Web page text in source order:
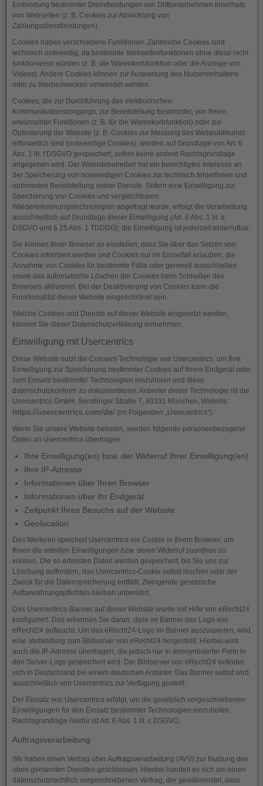
Einbindung bestimmter Dienstleistungen von Drittunternehmen innerhalb
von Webseiten (z. B. Cookies zur Abwicklung von
Zahlungsdienstleistungen).
Cookies haben verschiedene Funktionen. Zahlreiche Cookies sind
technisch notwendig, da bestimmte Webseitenfunktionen ohne diese nicht
funktionieren würden (z. B. die Warenkorbfunktion oder die Anzeige von
Videos). Andere Cookies können zur Auswertung des Nutzerverhaltens
oder zu Werbezwecken verwendet werden.
Cookies, die zur Durchführung des elektronischen
Kommunikationsvorgangs, zur Bereitstellung bestimmter, von Ihnen
erwünschter Funktionen (z. B. für die Warenkorbfunktion) oder zur
Optimierung der Website (z. B. Cookies zur Messung des Webpublikums)
erforderlich sind (notwendige Cookies), werden auf Grundlage von Art. 6
Abs. 1 lit. f DSGVO gespeichert, sofern keine andere Rechtsgrundlage
angegeben wird. Der Websitebetreiber hat ein berechtigtes Interesse an
der Speicherung von notwendigen Cookies zur technisch fehlerfreien und
optimierten Bereitstellung seiner Dienste. Sofern eine Einwilligung zur
Speicherung von Cookies und vergleichbaren
Wiedererkennungstechnologien abgefragt wurde, erfolgt die Verarbeitung
ausschließlich auf Grundlage dieser Einwilligung (Art. 6 Abs. 1 lit. a
DSGVO und § 25 Abs. 1 TDDDG); die Einwilligung ist jederzeit widerrufbar.
Sie können Ihren Browser so einstellen, dass Sie über das Setzen von
Cookies informiert werden und Cookies nur im Einzelfall erlauben, die
Annahme von Cookies für bestimmte Fälle oder generell ausschließen
sowie das automatische Löschen der Cookies beim Schließen des
Browsers aktivieren. Bei der Deaktivierung von Cookies kann die
Funktionalität dieser Website eingeschränkt sein.
Welche Cookies und Dienste auf dieser Website eingesetzt werden,
können Sie dieser Datenschutzerklärung entnehmen.
Einwilligung mit Usercentrics
Diese Website nutzt die Consent-Technologie von Usercentrics, um Ihre
Einwilligung zur Speicherung bestimmter Cookies auf Ihrem Endgerät oder
zum Einsatz bestimmter Technologien einzuholen und diese
datenschutzkonform zu dokumentieren. Anbieter dieser Technologie ist die
Usercentrics GmbH, Sendlinger Straße 7, 80331 München, Website:
https://usercentrics.com/de/ (im Folgenden „Usercentrics“).
Wenn Sie unsere Website betreten, werden folgende personenbezogene
Daten an Usercentrics übertragen:
Ihre Einwilligung(en) bzw. der Widerruf Ihrer Einwilligung(en)
Ihre IP-Adresse
Informationen über Ihren Browser
Informationen über Ihr Endgerät
Zeitpunkt Ihres Besuchs auf der Website
Geolocation
Des Weiteren speichert Usercentrics ein Cookie in Ihrem Browser, um
Ihnen die erteilten Einwilligungen bzw. deren Widerruf zuordnen zu
können. Die so erfassten Daten werden gespeichert, bis Sie uns zur
Löschung auffordern, das Usercentrics-Cookie selbst löschen oder der
Zweck für die Datenspeicherung entfällt. Zwingende gesetzliche
Aufbewahrungspflichten bleiben unberührt.
Das Usercentrics-Banner auf dieser Website wurde mit Hilfe von eRecht24
konfiguriert. Das erkennen Sie daran, dass im Banner das Logo von
eRecht24 auftaucht. Um das eRecht24-Logo im Banner auszuspielen, wird
eine Verbindung zum Bildserver von eRecht24 hergestellt. Hierbei wird
auch die IP-Adresse übertragen, die jedoch nur in anonymisierter Form in
den Server-Logs gespeichert wird. Der Bildserver von eRecht24 befindet
sich in Deutschland bei einem deutschen Anbieter. Das Banner selbst wird
ausschließlich von Usercentrics zur Verfügung gestellt.
Der Einsatz von Usercentrics erfolgt, um die gesetzlich vorgeschriebenen
Einwilligungen für den Einsatz bestimmter Technologien einzuholen.
Rechtsgrundlage hierfür ist Art. 6 Abs. 1 lit. c DSGVO.
Auftragsverarbeitung
Wir haben einen Vertrag über Auftragsverarbeitung (AVV) zur Nutzung des
oben genannten Dienstes geschlossen. Hierbei handelt es sich um einen
datenschutzrechtlich vorgeschriebenen Vertrag, der gewährleistet, dass